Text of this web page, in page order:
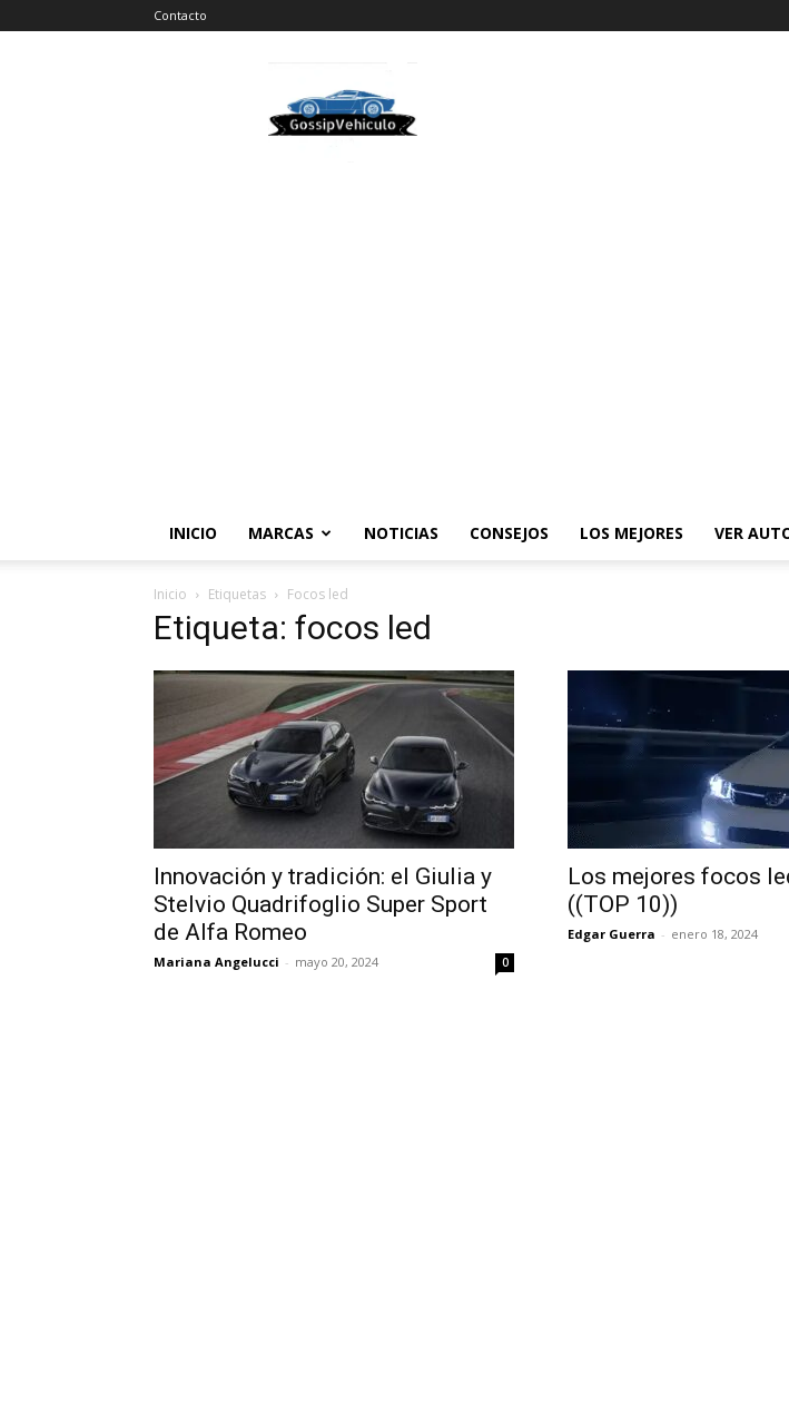
Contacto
Vehiculos
INICIO MARCAS NOTICIAS CONSEJOS LOS MEJORES VER
Inicio Etiquetas Focos led
Etiqueta: focos led
Innovación y tradición: el Giulia y
Stelvio Quadrifoglio Super Sport
de Alfa Romeo
Mariana Angelucci - mayo 20, 2024 0
Los mejores focos
((TOP 10))
Edgar Guerra - enero 18, 2024